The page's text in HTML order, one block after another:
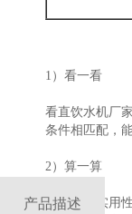
产品描述
1）看一看
看直饮水机厂
条件相匹配，
2）算一算
直饮水机实用